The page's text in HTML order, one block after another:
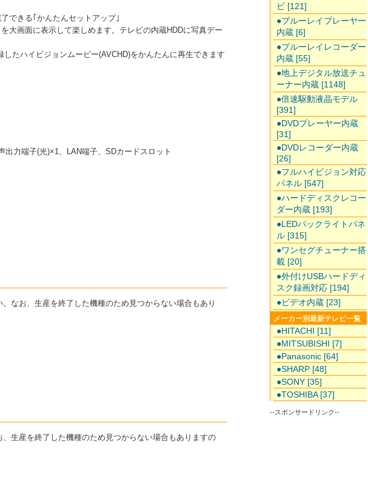
できる｢かんたんセットアップ｣
大画面に表示して楽しめます。テレビの内蔵HDDに写真デー
たハイビジョンムービー(AVCHD)をかんたんに再生できます
力端子(光)×1、LAN端子、SDカードスロット
なお、生産を終了した機種のため見つからない場合もあり
生産を終了した機種のため見つからない場合もありますの
ビ [121]
●ブルーレイプレーヤー
内蔵 [6]
●ブルーレイレコーダー
内蔵 [55]
●地上デジタル放送チュ
ーナー内蔵 [1148]
●倍速駆動液晶モデル
[391]
●DVDプレーヤー内蔵
[31]
●DVDレコーダー内蔵
[26]
●フルハイビジョン対応
パネル [547]
●ハードディスクレコー
ダー内蔵 [193]
●LEDバックライトパネ
ル [315]
●ワンセグチューナー搭
載 [20]
●外付けUSBハードディ
スク録画対応 [194]
●ビデオ内蔵 [23]
メーカー別最新テレビ一覧
●HITACHI [11]
●MITSUBISHI [7]
●Panasonic [64]
●SHARP [48]
●SONY [35]
●TOSHIBA [37]
--スポンサードリンク--